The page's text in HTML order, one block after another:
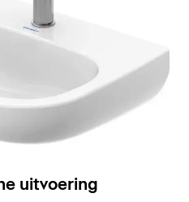
uitvoering